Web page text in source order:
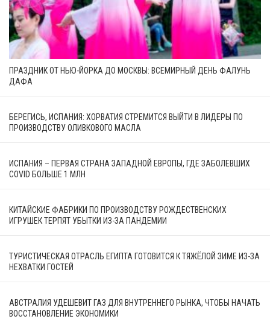
ПРАЗДНИК ОТ НЬЮ-ЙОРКА ДО МОСКВЫ: ВСЕМИРНЫЙ ДЕНЬ ФАЛУНЬ
ДАФА
БЕРЕГИСЬ, ИСПАНИЯ: ХОРВАТИЯ СТРЕМИТСЯ ВЫЙТИ В ЛИДЕРЫ ПО
ПРОИЗВОДСТВУ ОЛИВКОВОГО МАСЛА
ИСПАНИЯ – ПЕРВАЯ СТРАНА ЗАПАДНОЙ ЕВРОПЫ, ГДЕ ЗАБОЛЕВШИХ
COVID БОЛЬШЕ 1 МЛН
КИТАЙСКИЕ ФАБРИКИ ПО ПРОИЗВОДСТВУ РОЖДЕСТВЕНСКИХ
ИГРУШЕК ТЕРПЯТ УБЫТКИ ИЗ-ЗА ПАНДЕМИИ
ТУРИСТИЧЕСКАЯ ОТРАСЛЬ ЕГИПТА ГОТОВИТСЯ К ТЯЖЁЛОЙ ЗИМЕ ИЗ-ЗА
НЕХВАТКИ ГОСТЕЙ
АВСТРАЛИЯ УДЕШЕВИТ ГАЗ ДЛЯ ВНУТРЕННЕГО РЫНКА, ЧТОБЫ НАЧАТЬ
ВОССТАНОВЛЕНИЕ ЭКОНОМИКИ